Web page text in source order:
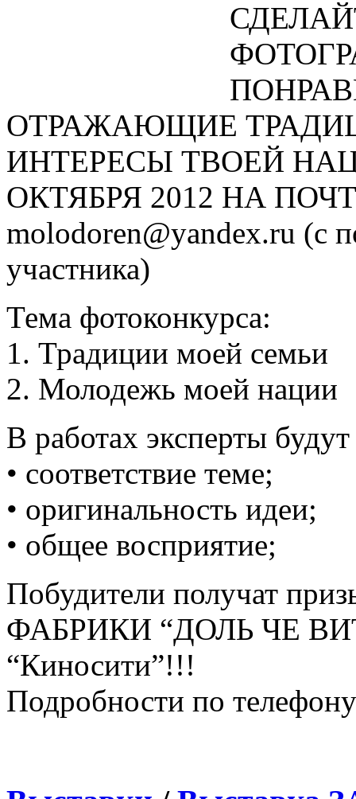
ОТРАЖАЮЩИЕ
ИНТЕРЕСЫ ТВОЕЙ
ОКТЯБРЯ 2012 НА
molodoren@yandex.ru (с
участника)
Тема фотоконкурса:
1. Традиции моей семьи
2. Молодежь моей нации
В работах эксперты
• соответствие теме;
• оригинальность идеи;
• общее восприятие;
Побудители получат
ФАБРИКИ “ДОЛЬ ЧЕ
“Киносити”!!!
Подробности по